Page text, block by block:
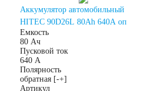
Аккумулятор автомобильный
HITEC 90D26L 80Ah 640A оп
Емкость
80 Ач
Пусковой ток
640 А
Полярность
обратная [-+]
Артикул